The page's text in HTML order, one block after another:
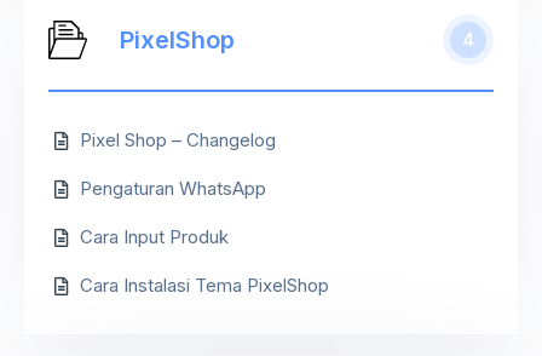
PixelShop 4
Pixel Shop – Changelog
Pengaturan WhatsApp
Cara Input Produk
Cara Instalasi Tema PixelShop